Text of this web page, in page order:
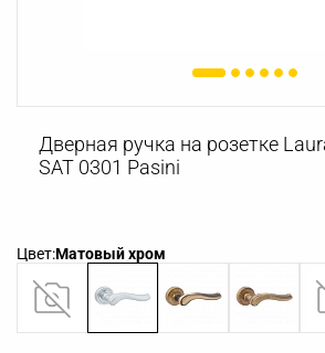
Дверная ручка на розетке
SAT 0301 Pasini
Цвет:Матовый хром